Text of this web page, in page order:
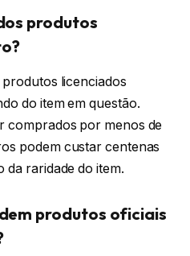
produtos
produtos licenciados
do item em questão.
comprados por menos de
podem custar centenas
da raridade do item.
produtos oficiais